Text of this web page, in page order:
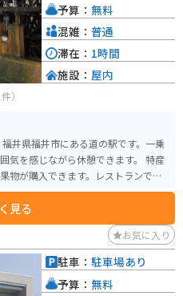
）
井県福井市にある道の駅です。一乗
感じながら休憩できます。 特産
物が購入できます。レストランで
どの郷土料理が味わえます。 バイ
安心して停められます。また、道の
、丸岡城や東尋坊など、観光スポッ
然と歴史を感じながら、ツーリング
見る
予算： 無料
混雑： 普通
滞在： 1時間
施設： 屋内
お気に入り
駐車： 駐車場あり
予算： 無料